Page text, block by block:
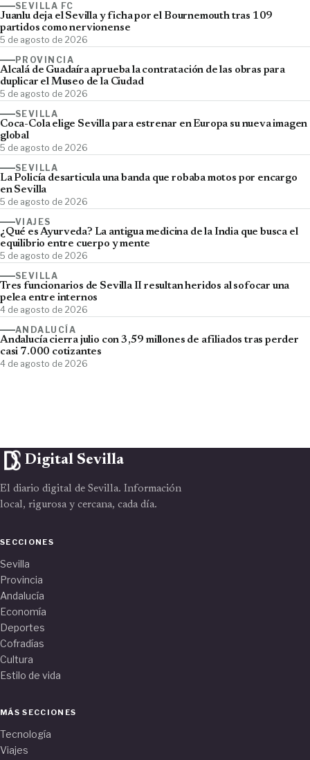
SEVILLA FC
Juanlu deja el Sevilla y ficha por el Bournemouth tras 109
partidos como nervionense
5 de agosto de 2026
PROVINCIA
Alcalá de Guadaíra aprueba la contratación de las obras para
duplicar el Museo de la Ciudad
5 de agosto de 2026
SEVILLA
Coca-Cola elige Sevilla para estrenar en Europa su nueva imagen
global
5 de agosto de 2026
SEVILLA
La Policía desarticula una banda que robaba motos por encargo
en Sevilla
5 de agosto de 2026
VIAJES
¿Qué es Ayurveda? La antigua medicina de la India que busca el
equilibrio entre cuerpo y mente
5 de agosto de 2026
SEVILLA
Tres funcionarios de Sevilla II resultan heridos al sofocar una
pelea entre internos
4 de agosto de 2026
ANDALUCÍA
Andalucía cierra julio con 3,59 millones de afiliados tras perder
casi 7.000 cotizantes
4 de agosto de 2026
Digital Sevilla
El diario digital de Sevilla. Información
local, rigurosa y cercana, cada día.
SECCIONES
Sevilla
Provincia
Andalucía
Economía
Deportes
Cofradías
Cultura
Estilo de vida
MÁS SECCIONES
Tecnología
Viajes